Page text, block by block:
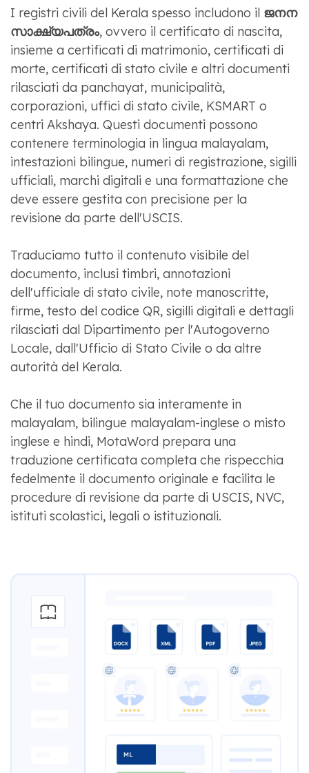
I registri civili del Kerala spesso includono il ജനന
സാക്ഷ്യപത്രം, ovvero il certificato di nascita,
insieme a certificati di matrimonio, certificati di
morte, certificati di stato civile e altri documenti
rilasciati da panchayat, municipalità,
corporazioni, uffici di stato civile, KSMART o
centri Akshaya. Questi documenti possono
contenere terminologia in lingua malayalam,
intestazioni bilingue, numeri di registrazione, sigilli
ufficiali, marchi digitali e una formattazione che
deve essere gestita con precisione per la
revisione da parte dell'USCIS.
Traduciamo tutto il contenuto visibile del
documento, inclusi timbri, annotazioni
dell'ufficiale di stato civile, note manoscritte,
firme, testo del codice QR, sigilli digitali e dettagli
rilasciati dal Dipartimento per l'Autogoverno
Locale, dall'Ufficio di Stato Civile o da altre
autorità del Kerala.
Che il tuo documento sia interamente in
malayalam, bilingue malayalam-inglese o misto
inglese e hindi, MotaWord prepara una
traduzione certificata completa che rispecchia
fedelmente il documento originale e facilita le
procedure di revisione da parte di USCIS, NVC,
istituti scolastici, legali o istituzionali.